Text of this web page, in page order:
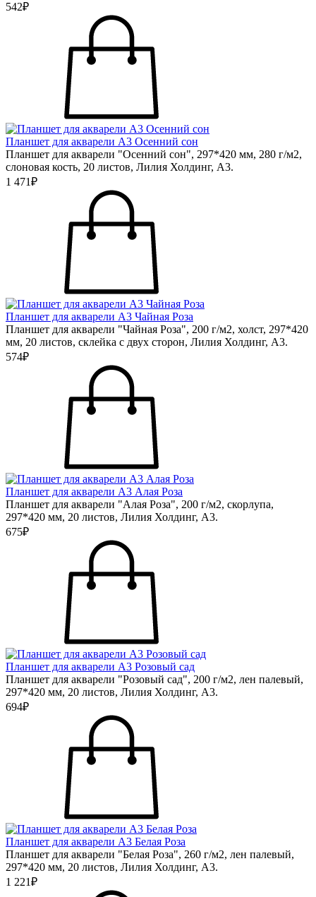
542₽
Планшет для акварели А3 Осенний сон
Планшет для акварели "Осенний сон", 297*420 мм, 280 г/м2,
слоновая кость, 20 листов, Лилия Холдинг, А3.
1 471₽
Планшет для акварели А3 Чайная Роза
Планшет для акварели "Чайная Роза", 200 г/м2, холст, 297*420
мм, 20 листов, склейка с двух сторон, Лилия Холдинг, А3.
574₽
Планшет для акварели А3 Алая Роза
Планшет для акварели "Алая Роза", 200 г/м2, скорлупа,
297*420 мм, 20 листов, Лилия Холдинг, А3.
675₽
Планшет для акварели А3 Розовый сад
Планшет для акварели "Розовый сад", 200 г/м2, лен палевый,
297*420 мм, 20 листов, Лилия Холдинг, А3.
694₽
Планшет для акварели А3 Белая Роза
Планшет для акварели "Белая Роза", 260 г/м2, лен палевый,
297*420 мм, 20 листов, Лилия Холдинг, А3.
1 221₽